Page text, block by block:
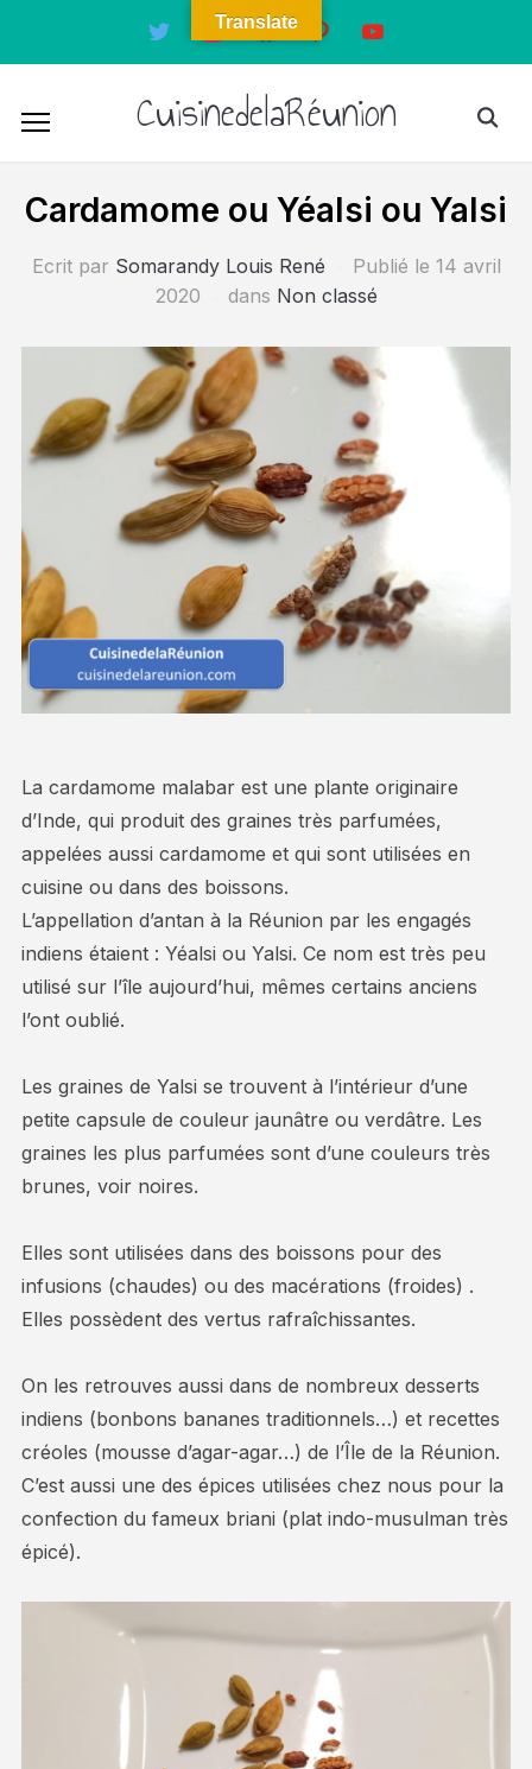
twitter instagramfacebookpinterestyoutube
CuisinedelaRéunion
Cardamome ou Yéalsi ou Yalsi
Ecrit par Somarandy Louis René Publié le 14 avril
2020
dans Non classé
La cardamome malabar est une plante originaire
d’Inde, qui produit des graines très parfumées,
appelées aussi cardamome et qui sont utilisées en
cuisine ou dans des boissons.
L’appellation d’antan à la Réunion par les engagés
indiens étaient : Yéalsi ou Yalsi. Ce nom est très peu
utilisé sur l’île aujourd’hui, mêmes certains anciens
l’ont oublié.
Les graines de Yalsi se trouvent à l’intérieur d’une
petite capsule de couleur jaunâtre ou verdâtre. Les
graines les plus parfumées sont d’une couleurs très
brunes, voir noires.
Elles sont utilisées dans des boissons pour des
infusions (chaudes) ou des macérations (froides) .
Elles possèdent des vertus rafraîchissantes.
On les retrouves aussi dans de nombreux desserts
indiens (bonbons bananes traditionnels…) et recettes
créoles (mousse d’agar-agar…) de l’Île de la Réunion.
C’est aussi une des épices utilisées chez nous pour la
confection du fameux briani (plat indo-musulman très
épicé).
Translate